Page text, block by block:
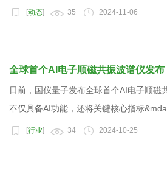
[动态] 35 2024-11-06
全球首个AI电子顺磁共振波谱仪发布
日前，国仪量子发布全球首个AI电子顺磁
不仅具备AI功能，还将关键核心指标
[行业] 34 2024-10-25